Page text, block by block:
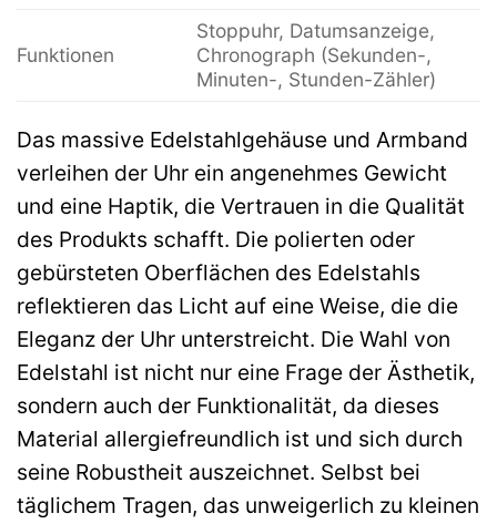
Funktionen
Stoppuhr, Datumsanzeige,
Chronograph (Sekunden-,
Minuten-, Stunden-Zähler)
Das massive Edelstahlgehäuse und Armband
verleihen der Uhr ein angenehmes Gewicht
und eine Haptik, die Vertrauen in die Qualität
des Produkts schafft. Die polierten oder
gebürsteten Oberflächen des Edelstahls
reflektieren das Licht auf eine Weise, die die
Eleganz der Uhr unterstreicht. Die Wahl von
Edelstahl ist nicht nur eine Frage der Ästhetik,
sondern auch der Funktionalität, da dieses
Material allergiefreundlich ist und sich durch
seine Robustheit auszeichnet. Selbst bei
täglichem Tragen, das unweigerlich zu kleinen